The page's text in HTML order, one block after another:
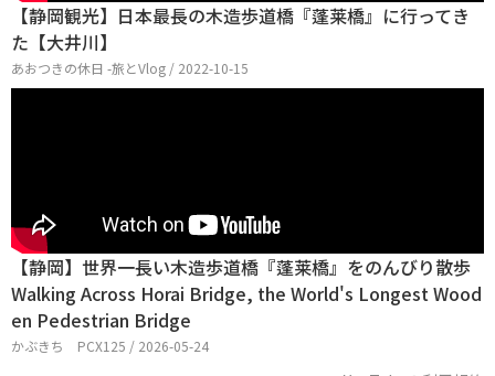
【静岡観光】日本最長の木造歩道橋『蓬莱橋』に行ってき
た【大井川】
あおつきの休日 -旅とVlog / 2022-10-15
【静岡】世界一長い木造歩道橋『蓬莱橋』をのんびり散歩
Walking Across Horai Bridge, the World's Longest Wood
en Pedestrian Bridge
かぶきち PCX125 / 2026-05-24